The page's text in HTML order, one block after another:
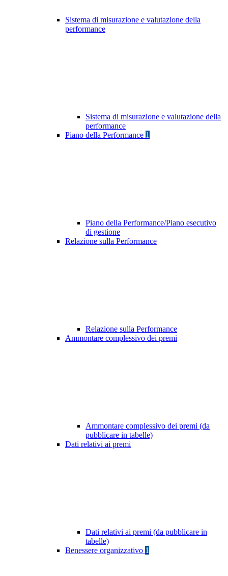
Sistema di misurazione e valutazione della
performance
Sistema di misurazione e valutazione della
performance
Piano della Performance 1
Piano della Performance/Piano esecutivo
di gestione
Relazione sulla Performance
Relazione sulla Performance
Ammontare complessivo dei premi
Ammontare complessivo dei premi (da
pubblicare in tabelle)
Dati relativi ai premi
Dati relativi ai premi (da pubblicare in
tabelle)
Benessere organizzativo 1